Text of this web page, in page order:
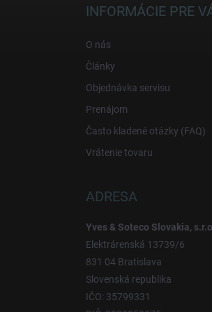
INFORMÁCIE PRE
O nás
Články
Objednávka servisu
Prenájom
Často kladené otázky (FAQ)
Vrátenie tovaru
ADRESA
Yves & Soteco Slovakia,
Elektrárenská 13739/6
831 04 Bratislava
Slovenská republika
IČO: 35799331